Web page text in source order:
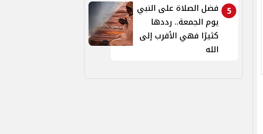
5
فضل الصلاة على النبي
يوم الجمعة.. رددها
كثيرًا فهي الأقرب إلى
الله